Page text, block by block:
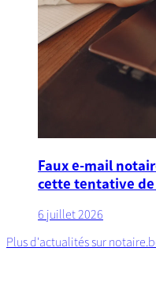
Faux e-mail
cette tentative
6 juillet 2026
Plus d'actualités sur